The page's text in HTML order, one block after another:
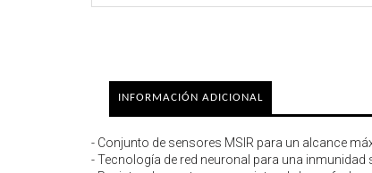
INFORMACIÓN ADICIONAL
- Conjunto de sensores MSIR para un alcance
- Tecnología de red neuronal para una